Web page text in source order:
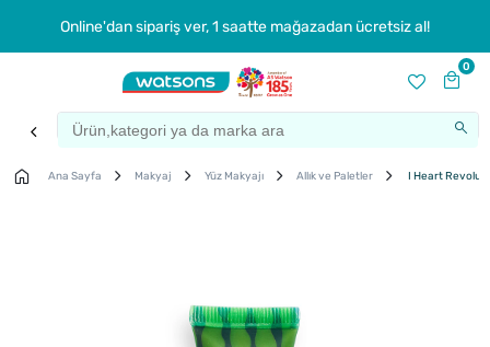
Online'dan sipariş ver, 1 saatte mağazadan ücretsiz al!
0
Ana Sayfa Makyaj Yüz Makyajı Allık ve Paletler I Heart